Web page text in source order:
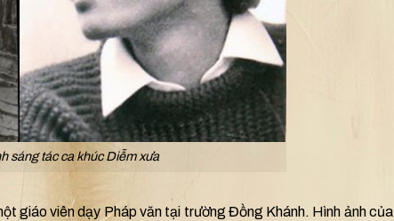
sáng tác ca khúc Diễm xưa
giáo viên dạy Pháp văn tại trường Đồng Khánh. Hình ảnh của